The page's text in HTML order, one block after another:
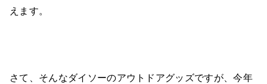
えます。
さて、そんなダイソーのアウトドアグッズですが、今年